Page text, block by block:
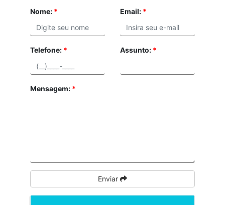
Nome: * Email: *
Telefone: * Assunto: *
Mensagem: *
Enviar